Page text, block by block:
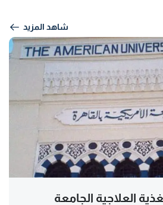
شاهد المزيد
العلاجية الجامعة